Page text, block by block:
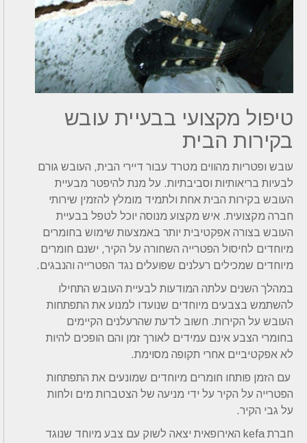
טיפול מקצועי בבעיית עובש
בקירות הבית
עובש ופטריות מהווים מטרד עבור דיירי הבית, העובש גורם
לבעיות בריאותיות וסביבתיות. על מנת להיפטר מבעיית
העובש בקירות הבית אחת ולתמיד מומלץ להזמין שירותי
חברה מקצועית. איש מקצוע מנוסה יוכל לטפל בבעיית
העובש בצורה אפקטיבית יותר באמצעות שימוש בחומרים
מיוחדים לחיסול הפטרייה השחורה על הקיר, ישנם חומרים
מיוחדים שמכילים רעלנים שפועלים נגד הפטרייה והנבגים.
במהלך השנים עלתה המודעות לבעיית העובש התחילו
להשתמש בצבעים מיוחדים שנועדו למנוע את התפתחות
העובש על הקירות. חשוב לדעת שהרעלנים הקיימים
בחומרי הצבע אינם עמידים לאורך זמן והם הופכים להיות
לא אפקטיביים אחרי תקופה מסוימת.
עם הזמן פותחו חומרים מיוחדים שמונעים את התפתחות
הפטרייה על הקיר על ידי מניעה של הצטברות מים ולחות
על גבי הקיר.
חברת kefa האירופאית יצאה לשוק עם צבע מיוחד שנוגד